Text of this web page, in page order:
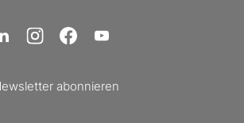
abonnieren